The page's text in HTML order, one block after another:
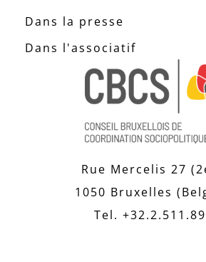
Dans la presse
Dans l'associatif
Rue Mercelis 27
1050 Bruxelles
Tel.